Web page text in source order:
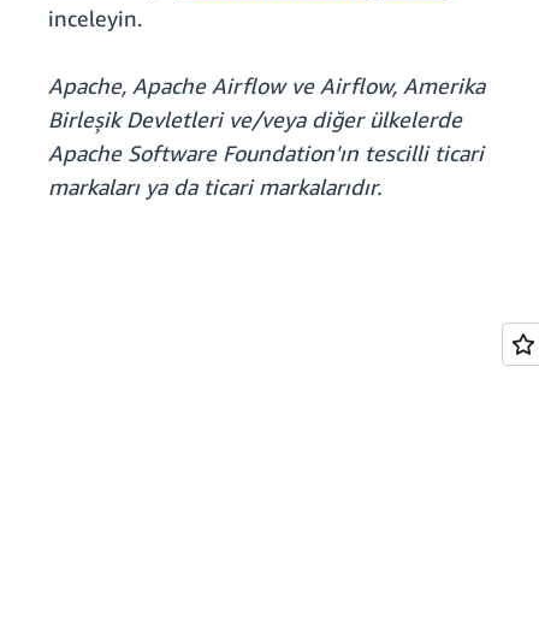
inceleyin.
Apache, Apache Airflow ve Airflow, Amerika
Birleşik Devletleri ve/veya diğer ülkelerde
Apache Software Foundation'ın tescilli ticari
markaları ya da ticari markalarıdır.